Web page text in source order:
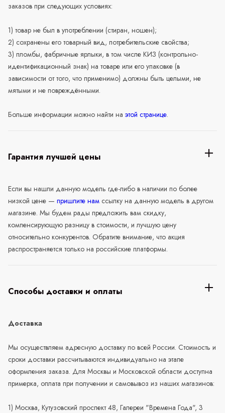
заказов при следующих условиях:
1) товар не был в употреблении (стиран, ношен);
2) сохранены его товарный вид, потребительские свойства;
3) пломбы, фабричные ярлыки, в том числе КИЗ (контрольно-
идентификационный знак) на товаре или его упаковке (в
зависимости от того, что применимо) должны быть целыми, не
мятыми и не повреждёнными.
Больше информации можно найти на этой странице.
Гарантия лучшей цены
Если вы нашли данную модель где-либо в наличии по более
низкой цене — пришлите нам ссылку на данную модель в другом
магазине. Мы будем рады предложить вам скидку,
компенсирующую разницу в стоимости, и лучшую цену
относительно конкурентов. Обратите внимание, что акция
распространяется только на российские платформы.
Способы доставки и оплаты
Доставка
Мы осуществляем адресную доставку по всей России. Стоимость и
сроки доставки рассчитываются индивидуально на этапе
оформления заказа. Для Москвы и Московской области доступна
примерка, оплата при получении и самовывоз из наших магазинов:
1) Москва, Кутузовский проспект 48, Галереи "Времена Года", 3